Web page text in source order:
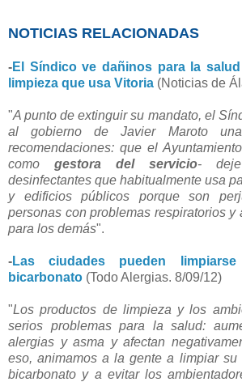
NOTICIAS RELACIONADAS
-El Síndico ve dañinos para la
limpieza que usa Vitoria (Noticias de
"A punto de extinguir su mandato, el
al gobierno de Javier Maroto
recomendaciones: que el
como gestora del servicio-
desinfectantes que habitualmente usa
y edificios públicos porque son
personas con problemas respiratorios y
para los demás".
-Las ciudades pueden
bicarbonato (Todo Alergias. 8/09/12)
"Los productos de limpieza y los
serios problemas para la salud:
alergias y asma y afectan
eso, animamos a la gente a limpiar
bicarbonato y a evitar los